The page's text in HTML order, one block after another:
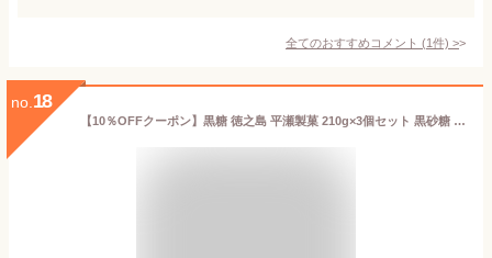
全てのおすすめコメント (1件) >
no. 18
【10％OFFクーポン】黒糖 徳之島 平瀬製菓 210g×3個セット 黒砂糖 砂糖 サトウ きび きび砂糖 沖縄 お砂糖 調味料 お菓子 奄美 国産 料理 紅茶 珈琲 さとうきび 粉末黒糖 コーヒー クッキー 加工黒糖 サトウキビ 奄美大島[メール便送料無料]